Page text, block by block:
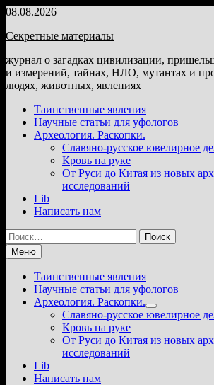
Перейти
содержимому
08.08.2026
Секретные материалы
журнал о загадках цивилизации,
и измерений, тайнах, НЛО, мутантах и
людях, животных, явлениях
Таинственные явления
Научные статьи для уфологов
Археология. Раскопки.
Славяно-русское ювелирное
Кровь на руке
От Руси до Китая из новых
исследований
Lib
Написать нам
Найти:
Меню
Таинственные явления
Научные статьи для уфологов
Археология. Раскопки.
Показать
подменю
Славяно-русское ювелирное
Кровь на руке
От Руси до Китая из новых
исследований
Lib
Написать нам